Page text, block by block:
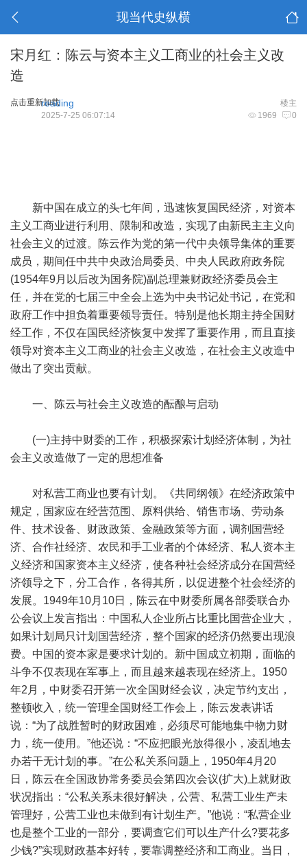
现当代史纵横
宋月红：陈云与资本主义工商业的社会主义改
造
点击重新加载 楼主
reading
1969 0
2025-7-25 06:07:14
新中国在成立的头七年间，迅速恢复国民经济，对资本
主义工商业进行利用、限制和改造，实现了由新民主主义向
社会主义的过渡。陈云作为党的第一代中央领导集体的重要
成员，期间任中共中央政治局委员、中央人民政府政务院
(1954年9月以后改为国务院)副总理兼财政经济委员会主
任，并在党的七届三中全会上选为中央书记处书记，在党和
政府工作中担负着重要领导责任。特别是他长期主持全国财
经工作，不仅在国民经济恢复中发挥了重要作用，而且直接
领导对资本主义工商业的社会主义改造，在社会主义改造中
做出了突出贡献。
一、陈云与社会主义改造的酝酿与启动
(一)主持中财委的工作，积极探索计划经济体制，为社
会主义改造做了一定的思想准备
对私营工商业也要有计划。《共同纲领》在经济政策中
规定，国家应在经营范围、原料供给、销售市场、劳动条
件、技术设备、财政政策、金融政策等方面，调剂国营经
济、合作社经济、农民和手工业者的个体经济、私人资本主
义经济和国家资本主义经济，使各种社会经济成分在国营经
济领导之下，分工合作，各得其所，以促进整个社会经济的
发展。1949年10月10日，陈云在中财委所属各部委联合办
公会议上发言指出：中国私人企业所占比重比国营企业大，
如果计划局只计划国营经济，整个国家的经济仍然要出现浪
费。中国的资本家是要求计划的。新中国成立初期，面临的
斗争不仅表现在军事上，而且越来越表现在经济上。1950
年2月，中财委召开第一次全国财经会议，决定节约支出，
整顿收入，统一管理全国财经工作会上，陈云发表讲话
说：“为了战胜暂时的财政困难，必须尽可能地集中物力财
力，统一使用。”他还说：“不应把眼光放得很小，凌乱地去
办若干无计划的事。”在公私关系问题上，1950年4月20
日，陈云在全国政协常务委员会第四次会议(扩大)上就财政
状况指出：“公私关系未很好解决，公营、私营工业生产未
管理好，公营工业也未做到有计划生产。”他说：“私营企业
也是整个工业的一部分，要调查它们可以生产什么?要花多
少钱?”实现财政基本好转，要靠调整经济和工商业。当日，